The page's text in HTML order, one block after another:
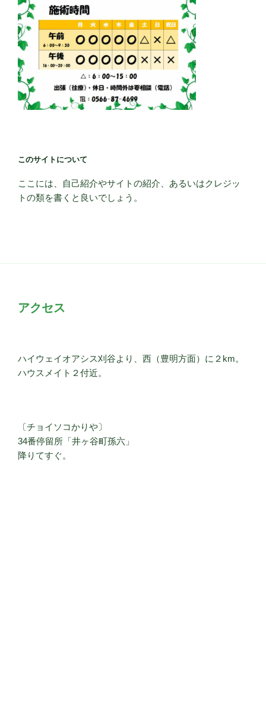
このサイトについて
ここには、自己紹介やサイトの紹介、あるいはクレジッ
トの類を書くと良いでしょう。
アクセス
ハイウェイオアシス刈谷より、西（豊明方面）に２km。
ハウスメイト２付近。
〔チョイソコかりや〕
34番停留所「井ヶ谷町孫六」
降りてすぐ。